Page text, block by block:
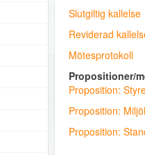
Slutgiltig kallelse
Reviderad
Mötesprotokoll
Propositioner/
Proposition:
Proposition:
Proposition: